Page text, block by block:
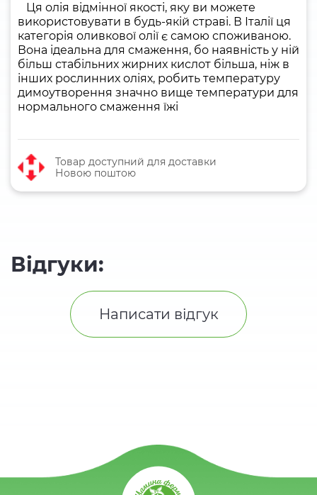
Ця олія відмінної якості, яку ви можете
використовувати в будь-якій страві. В Італії ця
категорія оливкової олії є самою споживаною.
Вона ідеальна для смаження, бо наявність у ній
більш стабільних жирних кислот більша, ніж в
інших рослинних оліях, робить температуру
димоутворення значно вище температури для
нормального смаження їжі
Товар доступний для доставки
Новою поштою
Відгуки:
Написати відгук